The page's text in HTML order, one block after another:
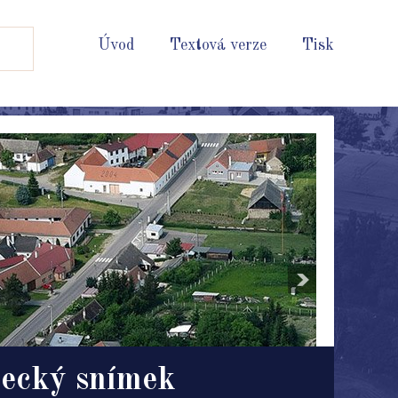
Tisk
Textová verze
Úvod
snímek